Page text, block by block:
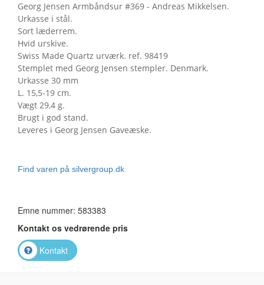
Georg Jensen Armbåndsur #369 - Andreas Mikkelsen.
Urkasse i stål.
Sort læderrem.
Hvid urskive.
Swiss Made Quartz urværk. ref. 98419
Stemplet med Georg Jensen stempler. Denmark.
Urkasse 30 mm
L. 15,5-19 cm.
Vægt 29,4 g.
Brugt i god stand.
Leveres i Georg Jensen Gaveæske.
Find varen på silvergroup.dk
Emne nummer: 583383
Kontakt os vedrørende pris
Kontakt